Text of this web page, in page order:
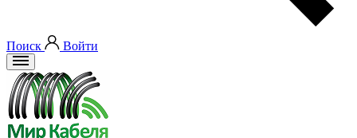
Поиск Войти